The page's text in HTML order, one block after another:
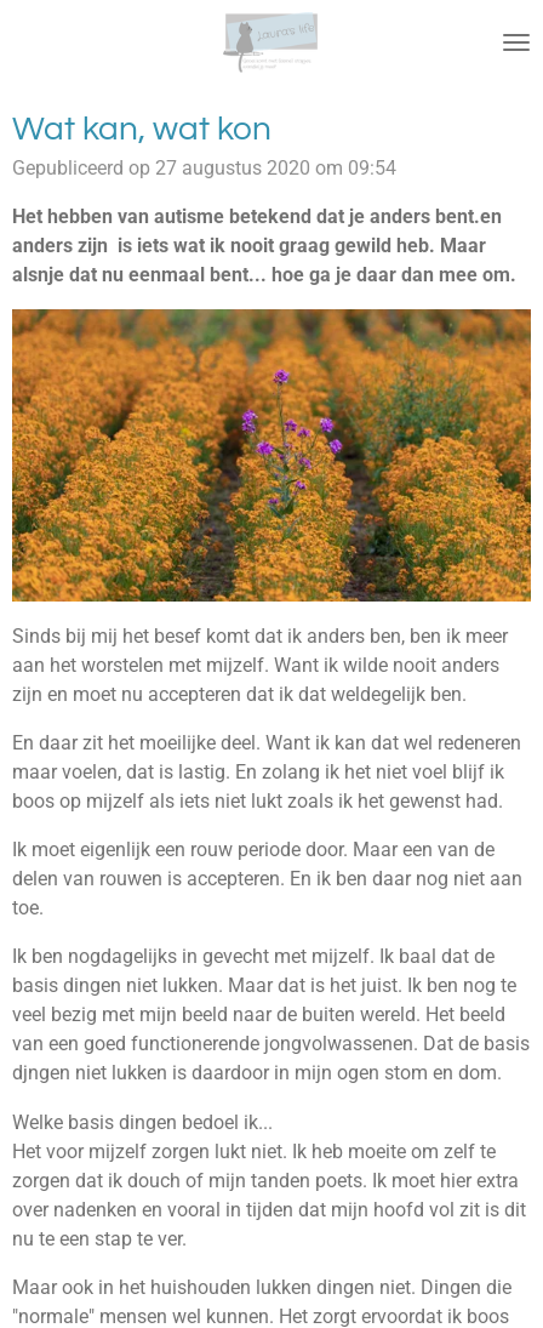
de
hoofdinhoud
Wat kan, wat kon
Gepubliceerd op 27 augustus 2020 om 09:54
Het hebben van autisme betekend dat je anders bent.en
anders zijn is iets wat ik nooit graag gewild heb. Maar
alsnje dat nu eenmaal bent... hoe ga je daar dan mee om.
Sinds bij mij het besef komt dat ik anders ben, ben ik meer
aan het worstelen met mijzelf. Want ik wilde nooit anders
zijn en moet nu accepteren dat ik dat weldegelijk ben.
En daar zit het moeilijke deel. Want ik kan dat wel redeneren
maar voelen, dat is lastig. En zolang ik het niet voel blijf ik
boos op mijzelf als iets niet lukt zoals ik het gewenst had.
Ik moet eigenlijk een rouw periode door. Maar een van de
delen van rouwen is accepteren. En ik ben daar nog niet aan
toe.
Ik ben nogdagelijks in gevecht met mijzelf. Ik baal dat de
basis dingen niet lukken. Maar dat is het juist. Ik ben nog te
veel bezig met mijn beeld naar de buiten wereld. Het beeld
van een goed functionerende jongvolwassenen. Dat de basis
djngen niet lukken is daardoor in mijn ogen stom en dom.
Welke basis dingen bedoel ik...
Het voor mijzelf zorgen lukt niet. Ik heb moeite om zelf te
zorgen dat ik douch of mijn tanden poets. Ik moet hier extra
over nadenken en vooral in tijden dat mijn hoofd vol zit is dit
nu te een stap te ver.
Maar ook in het huishouden lukken dingen niet. Dingen die
"normale" mensen wel kunnen. Het zorgt ervoordat ik boos